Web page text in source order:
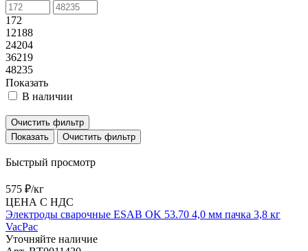
172
12188
24204
36219
48235
Показать
В наличии
Очистить фильтр
Очистить фильтр
Быстрый просмотр
575 ₽/кг
ЦЕНА С НДС
Электроды сварочные ESAB OK 53.70 4,0 мм пачка 3,8 кг
VacPac
Уточняйте наличие